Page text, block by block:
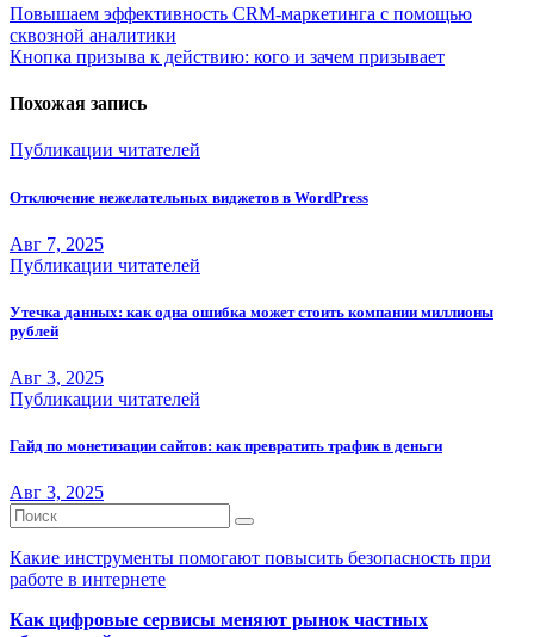
Навигация
по
Повышаем эффективность CRM-маркетинга с помощью
сквозной аналитики
Кнопка призыва к действию: кого и зачем призывает
Похожая запись
Публикации читателей
Отключение нежелательных виджетов в WordPress
Авг 7, 2025
Публикации читателей
Утечка данных: как одна ошибка может стоить компании миллионы
рублей
Авг 3, 2025
Публикации читателей
Гайд по монетизации сайтов: как превратить трафик в деньги
Авг 3, 2025
Какие инструменты помогают повысить безопасность при
работе в интернете
Как цифровые сервисы меняют рынок частных